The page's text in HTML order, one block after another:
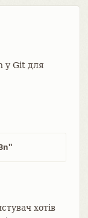
у Git для
хотів